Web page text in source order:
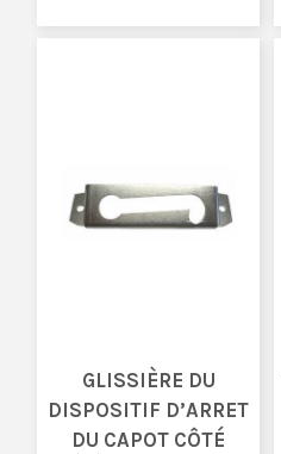
GLISSIÈRE DU
DISPOSITIF D’ARRET
DU CAPOT CÔTÉ